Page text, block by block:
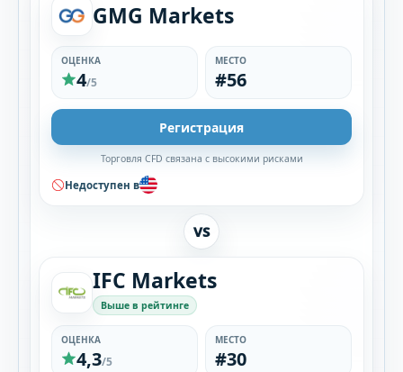
GMG Markets
ОЦЕНКА
4/5
МЕСТО
#56
Регистрация
Торговля CFD связана с высокими рисками
Недоступен в
VS
IFC Markets
Выше в рейтинге
ОЦЕНКА
4,3/5
МЕСТО
#30